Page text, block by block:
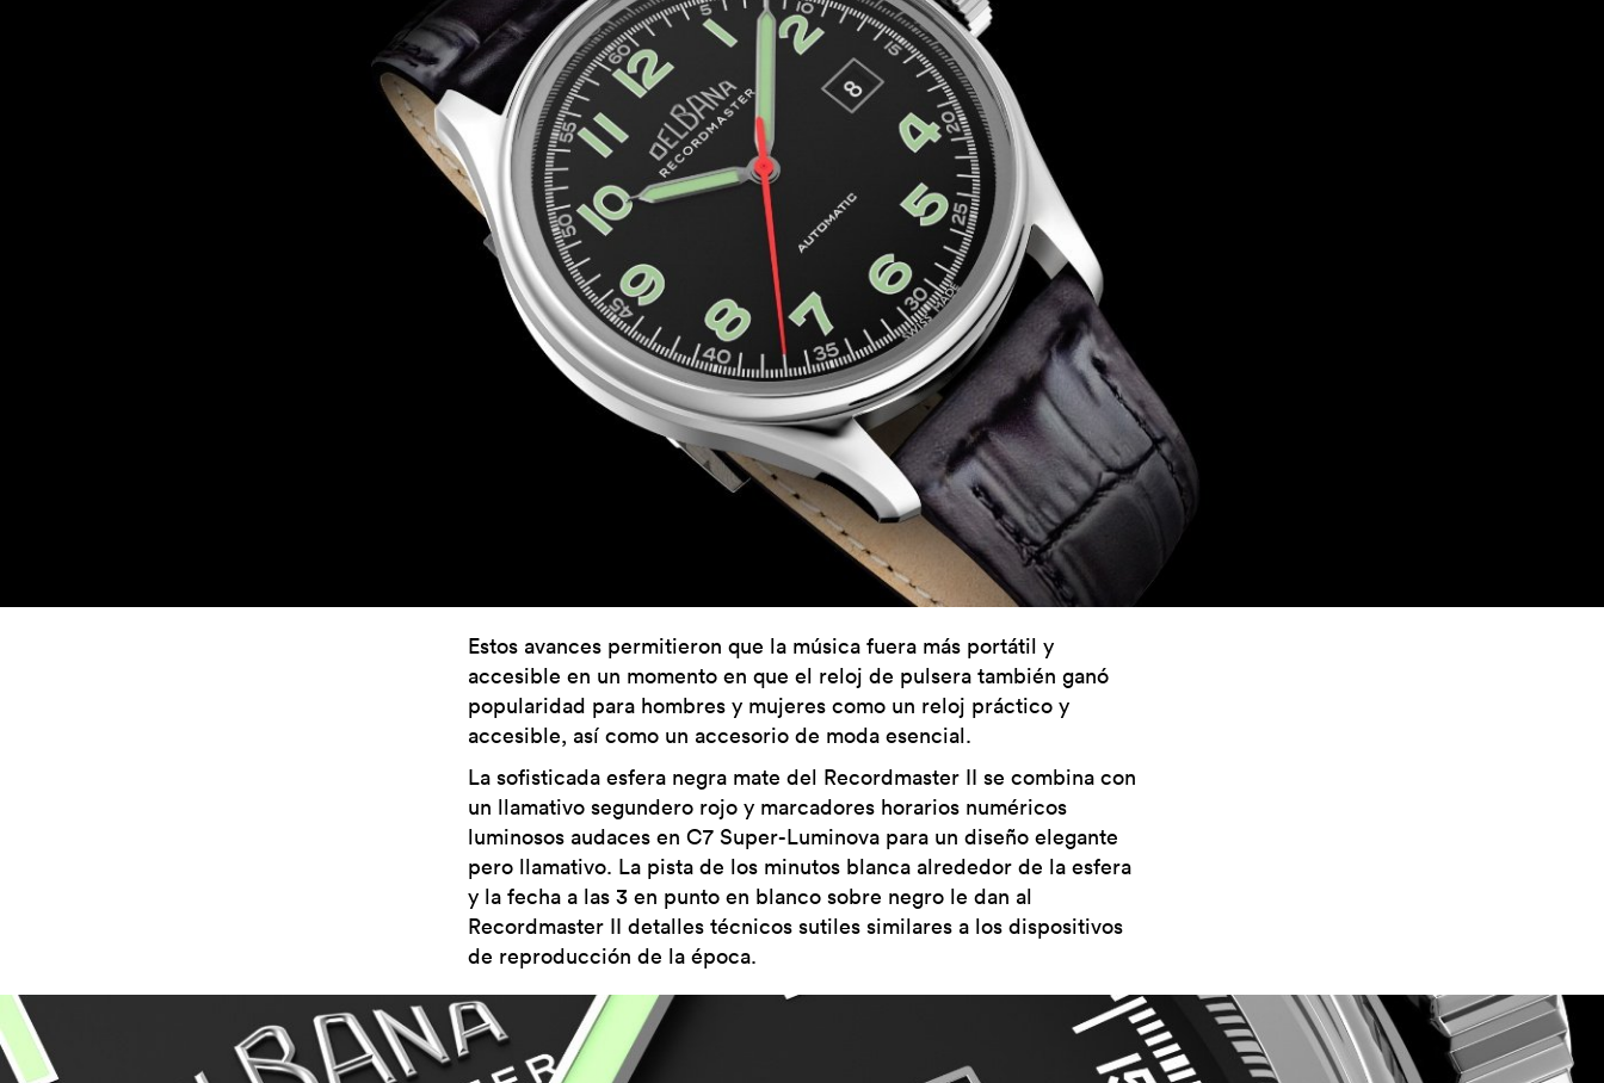
Estos avances permitieron que la música fuera más portátil y
accesible en un momento en que el reloj de pulsera también ganó
popularidad para hombres y mujeres como un reloj práctico y
accesible, así como un accesorio de moda esencial.
La sofisticada esfera negra mate del Recordmaster II se combina con
un llamativo segundero rojo y marcadores horarios numéricos
luminosos audaces en C7 Super-Luminova para un diseño elegante
pero llamativo. La pista de los minutos blanca alrededor de la esfera
y la fecha a las 3 en punto en blanco sobre negro le dan al
Recordmaster II detalles técnicos sutiles similares a los dispositivos
de reproducción de la época.